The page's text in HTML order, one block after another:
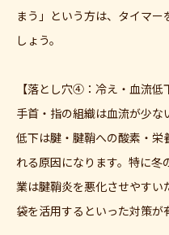
まう」という方は、タイマー
しょう。
【落とし穴④：冷え・血流低
手首・指の組織は血流が少な
低下は腱・腱鞘への酸素・栄
れる原因になります。特に冬
業は腱鞘炎を悪化させやすい
袋を活用するといった対策が